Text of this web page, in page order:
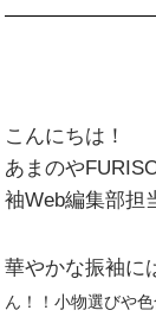
こんにちは！
あまのや
袖Web編集部
華やかな振袖に
ん！！小物選びや